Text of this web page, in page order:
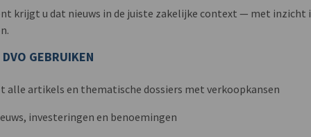
krijgt u dat nieuws in de juiste zakelijke context — met inzicht
GEBRUIKEN
alle artikels en thematische dossiers met verkoopkansen
investeringen en benoemingen